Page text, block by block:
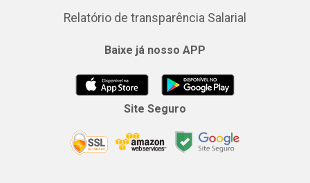
Relatório de transparência Salarial
Baixe já nosso APP
Site Seguro